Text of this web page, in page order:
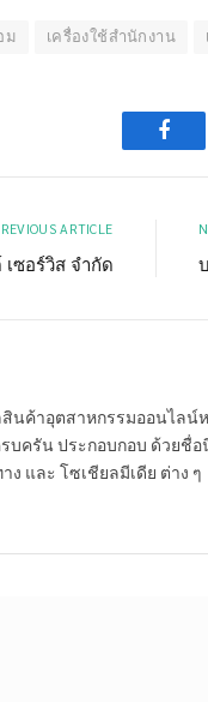
ม เครื่องใช้สำนักงาน
ARTICLE
ซอร์วิส จำกัด
นค้าอุตสาหกรรมออนไลน์
บครัน ประกอบกอบ ด้วยชื่
ง และ โซเชียลมีเดีย ต่าง ๆ